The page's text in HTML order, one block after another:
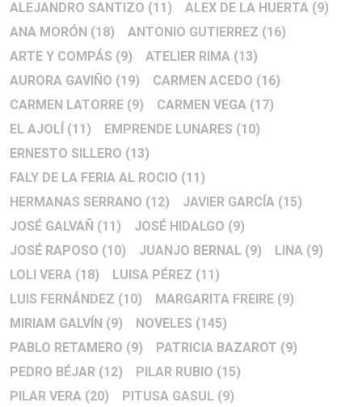
ALEJANDRO SANTIZO (11) ALEX DE LA HUERTA (9)
ANA MORÓN (18) ANTONIO GUTIERREZ (16)
ARTE Y COMPÁS (9) ATELIER RIMA (13)
AURORA GAVIÑO (19) CARMEN ACEDO (16)
CARMEN LATORRE (9) CARMEN VEGA (17)
EL AJOLÍ (11) EMPRENDE LUNARES (10)
ERNESTO SILLERO (13)
FALY DE LA FERIA AL ROCIO (11)
HERMANAS SERRANO (12) JAVIER GARCÍA (15)
JOSÉ GALVAÑ (11) JOSÉ HIDALGO (9)
JOSÉ RAPOSO (10) JUANJO BERNAL (9) LINA (9)
LOLI VERA (18) LUISA PÉREZ (11)
LUIS FERNÁNDEZ (10) MARGARITA FREIRE (9)
MIRIAM GALVÍN (9) NOVELES (145)
PABLO RETAMERO (9) PATRICIA BAZAROT (9)
PEDRO BÉJAR (12) PILAR RUBIO (15)
PILAR VERA (20) PITUSA GASUL (9)